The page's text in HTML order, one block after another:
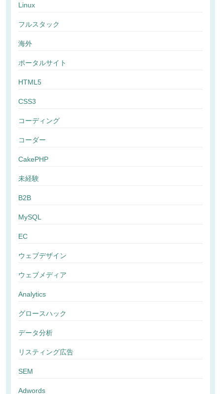
Linux
フルスタック
海外
ポータルサイト
HTML5
CSS3
コーディング
コーダー
CakePHP
未経験
B2B
MySQL
EC
ウェブデザイン
ウェブメディア
Analytics
グロースハック
データ分析
リスティング広告
SEM
Adwords